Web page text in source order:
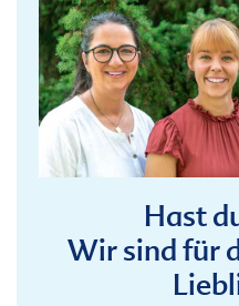
Hast
Wir sind für